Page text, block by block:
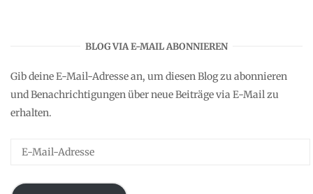
BLOG VIA E-MAIL ABONNIEREN
Gib deine E-Mail-Adresse an, um diesen Blog zu abonnieren
und Benachrichtigungen über neue Beiträge via E-Mail zu
erhalten.
Adresse